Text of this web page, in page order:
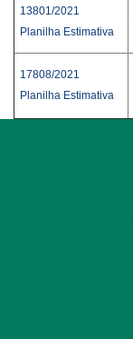
13801/2021
Planilha Estimativa
17808/2021
Planilha Estimativa